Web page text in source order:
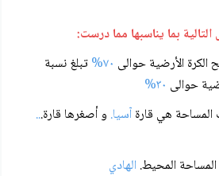
بما يناسبها مما درست:
تبلغ نسبة
حوالى
آسيا. و أصغرها قارة...
الهادي